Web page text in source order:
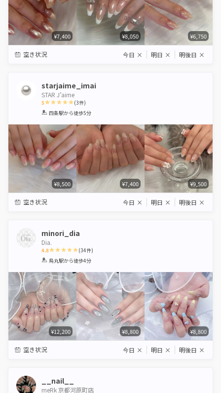
¥7,400 ¥8,050 ¥6,750
空き状況 今日 × 明日 × 明後日 ×
starjaime_imai
STAR J’aime
5
1 2 3 4 5
(3件)
四条駅から徒歩5分
¥8,500 ¥7,400 ¥9,500
空き状況 今日 × 明日 × 明後日 ×
minori_dia
Dia.
4.8
1 2 3 4 5
(34件)
烏丸駅から徒歩4分
¥12,200 ¥8,800 ¥8,800
空き状況 今日 × 明日 × 明後日 ×
__nail__
meRk 京都河原町店